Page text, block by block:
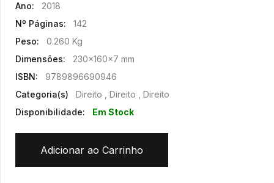
Ano:
2018
Nº Páginas:
142
Peso:
0.260 Kg
Dimensões:
230x160x7 mm
ISBN:
9789896690946
Categoria(s)
Direito , Direito , Direito
Disponibilidade:
Em Stock
Adicionar ao Carrinho